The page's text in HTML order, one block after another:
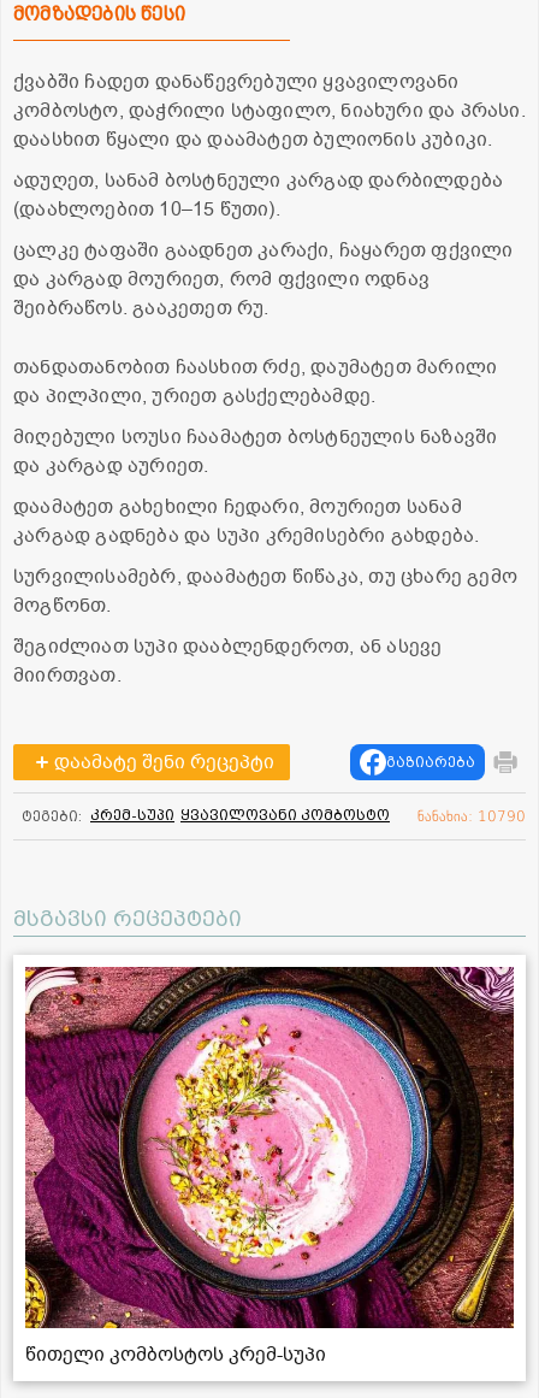
მომზადების წესი
ქვაბში ჩადეთ დანაწევრებული ყვავილოვანი
კომბოსტო, დაჭრილი სტაფილო, ნიახური და პრასი.
დაასხით წყალი და დაამატეთ ბულიონის კუბიკი.
ადუღეთ, სანამ ბოსტნეული კარგად დარბილდება
(დაახლოებით 10–15 წუთი).
ცალკე ტაფაში გაადნეთ კარაქი, ჩაყარეთ ფქვილი
და კარგად მოურიეთ, რომ ფქვილი ოდნავ
შეიბრაწოს. გააკეთეთ რუ.
თანდათანობით ჩაასხით რძე, დაუმატეთ მარილი
და პილპილი, ურიეთ გასქელებამდე.
მიღებული სოუსი ჩაამატეთ ბოსტნეულის ნაზავში
და კარგად აურიეთ.
დაამატეთ გახეხილი ჩედარი, მოურიეთ სანამ
კარგად გადნება და სუპი კრემისებრი გახდება.
სურვილისამებრ, დაამატეთ წიწაკა, თუ ცხარე გემო
მოგწონთ.
შეგიძლიათ სუპი დააბლენდეროთ, ან ასევე
მიირთვათ.
დაამატე შენი რეცეპტი გაზიარება
ტეგები: კრემ-სუპი ყვავილოვანი კომბოსტო ნანახია: 10790
მსგავსი რეცეპტები
წითელი კომბოსტოს კრემ-სუპი